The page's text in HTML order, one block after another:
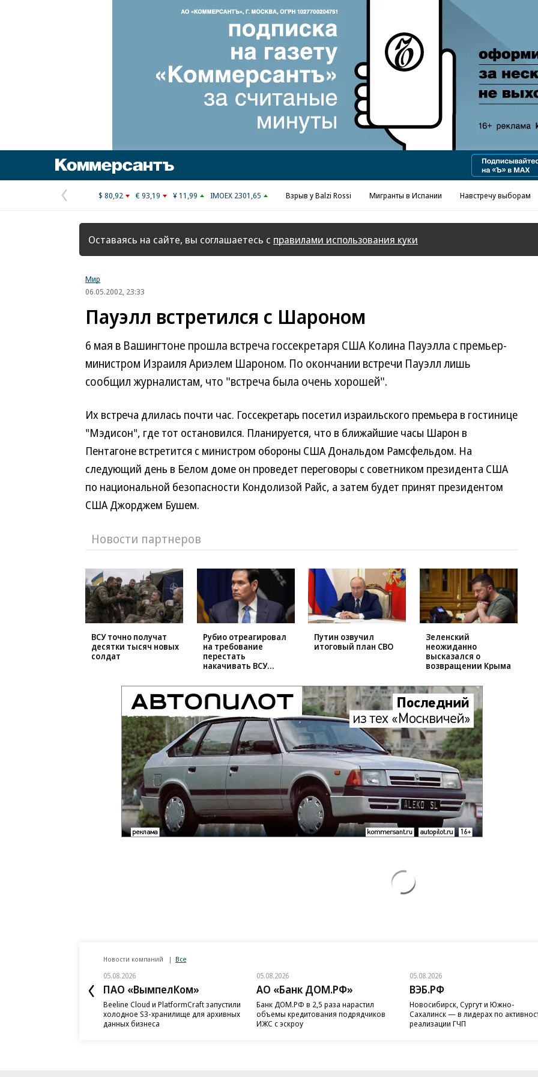
Реклама в «Ъ» www.kommersant.ru/ad
Предыдущая
страница
$ 80,92 € 93,19 ¥ 11,99 IMOEX 2301,65 Взрыв у Balzi Rossi Мигранты в Испании Навстречу выборам
Оставаясь на сайте, вы соглашаетесь с правилами использования куки
Мир
06.05.2002, 23:33
Пауэлл встретился с Шароном
6 мая в Вашингтоне прошла встреча госсекретаря США Колина Пауэлла с премьер-
министром Израиля Ариэлем Шароном. По окончании встречи Пауэлл лишь
сообщил журналистам, что "встреча была очень хорошей".
Их встреча длилась почти час. Госсекретарь посетил израильского премьера в гостинице
"Мэдисон", где тот остановился. Планируется, что в ближайшие часы Шарон в
Пентагоне встретится с министром обороны США Дональдом Рамсфельдом. На
следующий день в Белом доме он проведет переговоры с советником президента США
по национальной безопасности Кондолизой Райс, а затем будет принят президентом
США Джорджем Бушем.
Новости партнеров
ВСУ точно получат
десятки тысяч новых
солдат
Рубио отреагировал
на требование
перестать
накачивать ВСУ
Путин озвучил
итоговый план СВО
Зеленский
неожиданно
высказался о
возвращении Крыма
Новости компаний Все
05.08.2026
ПАО «ВымпелКом»
Beeline Cloud и PlatformCraft запустили
холодное S3-хранилище для архивных
данных бизнеса
05.08.2026
АО «Банк ДОМ.РФ»
Банк ДОМ.РФ в 2,5 раза нарастил
объемы кредитования подрядчиков
ИЖС с эскроу
05.08.2026
ВЭБ.РФ
Новосибирск, Сургут и Южно-
Сахалинск — в лидерах по
реализации ГЧП